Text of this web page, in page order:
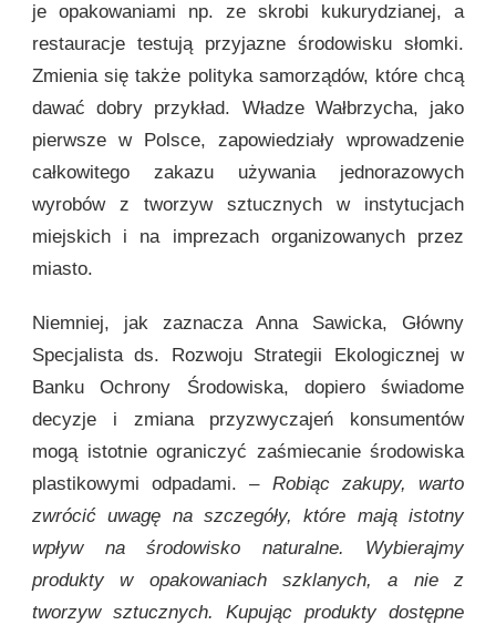
je opakowaniami np. ze skrobi kukurydzianej, a
restauracje testują przyjazne środowisku słomki.
Zmienia się także polityka samorządów, które chcą
dawać dobry przykład. Władze Wałbrzycha, jako
pierwsze w Polsce, zapowiedziały wprowadzenie
całkowitego zakazu używania jednorazowych
wyrobów z tworzyw sztucznych w instytucjach
miejskich i na imprezach organizowanych przez
miasto.
Niemniej, jak zaznacza Anna Sawicka, Główny
Specjalista ds. Rozwoju Strategii Ekologicznej w
Banku Ochrony Środowiska, dopiero świadome
decyzje i zmiana przyzwyczajeń konsumentów
mogą istotnie ograniczyć zaśmiecanie środowiska
plastikowymi odpadami. – Robiąc zakupy, warto
zwrócić uwagę na szczegóły, które mają istotny
wpływ na środowisko naturalne. Wybierajmy
produkty w opakowaniach szklanych, a nie z
tworzyw sztucznych. Kupując produkty dostępne